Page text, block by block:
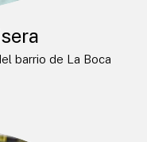
barrio de La Boca